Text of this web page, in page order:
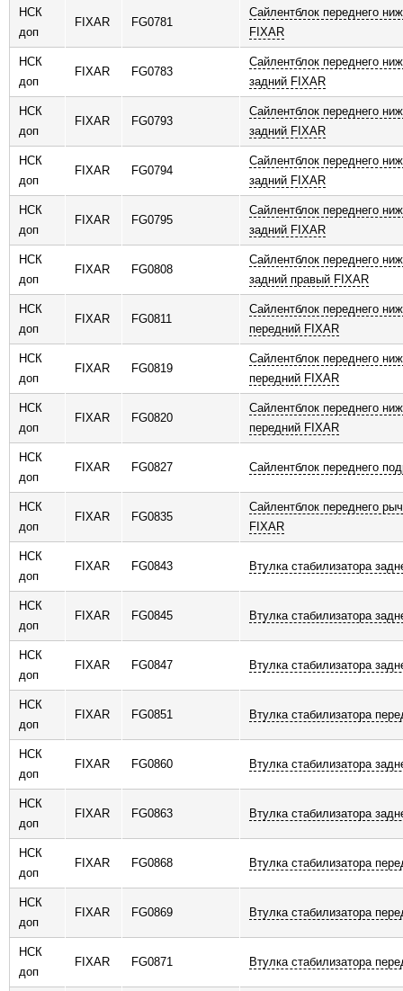
НСК
доп
FIXAR FG0781
Сайлентблок переднего
FIXAR
НСК
доп
FIXAR FG0783
Сайлентблок переднего
задний FIXAR
НСК
доп
FIXAR FG0793
Сайлентблок переднего
задний FIXAR
НСК
доп
FIXAR FG0794
Сайлентблок переднего
задний FIXAR
НСК
доп
FIXAR FG0795
Сайлентблок переднего
задний FIXAR
НСК
доп
FIXAR FG0808
Сайлентблок переднего
задний правый FIXAR
НСК
доп
FIXAR FG0811
Сайлентблок переднего
передний FIXAR
НСК
доп
FIXAR FG0819
Сайлентблок переднего
передний FIXAR
НСК
доп
FIXAR FG0820
Сайлентблок переднего
передний FIXAR
НСК
доп
FIXAR FG0827 Сайлентблок переднего
НСК
доп
FIXAR FG0835
Сайлентблок переднего
FIXAR
НСК
доп
FIXAR FG0843 Втулка стабилизатора
НСК
доп
FIXAR FG0845 Втулка стабилизатора
НСК
доп
FIXAR FG0847 Втулка стабилизатора
НСК
доп
FIXAR FG0851 Втулка стабилизатора
НСК
доп
FIXAR FG0860 Втулка стабилизатора
НСК
доп
FIXAR FG0863 Втулка стабилизатора
НСК
доп
FIXAR FG0868 Втулка стабилизатора
НСК
доп
FIXAR FG0869 Втулка стабилизатора
НСК
доп
FIXAR FG0871 Втулка стабилизатора